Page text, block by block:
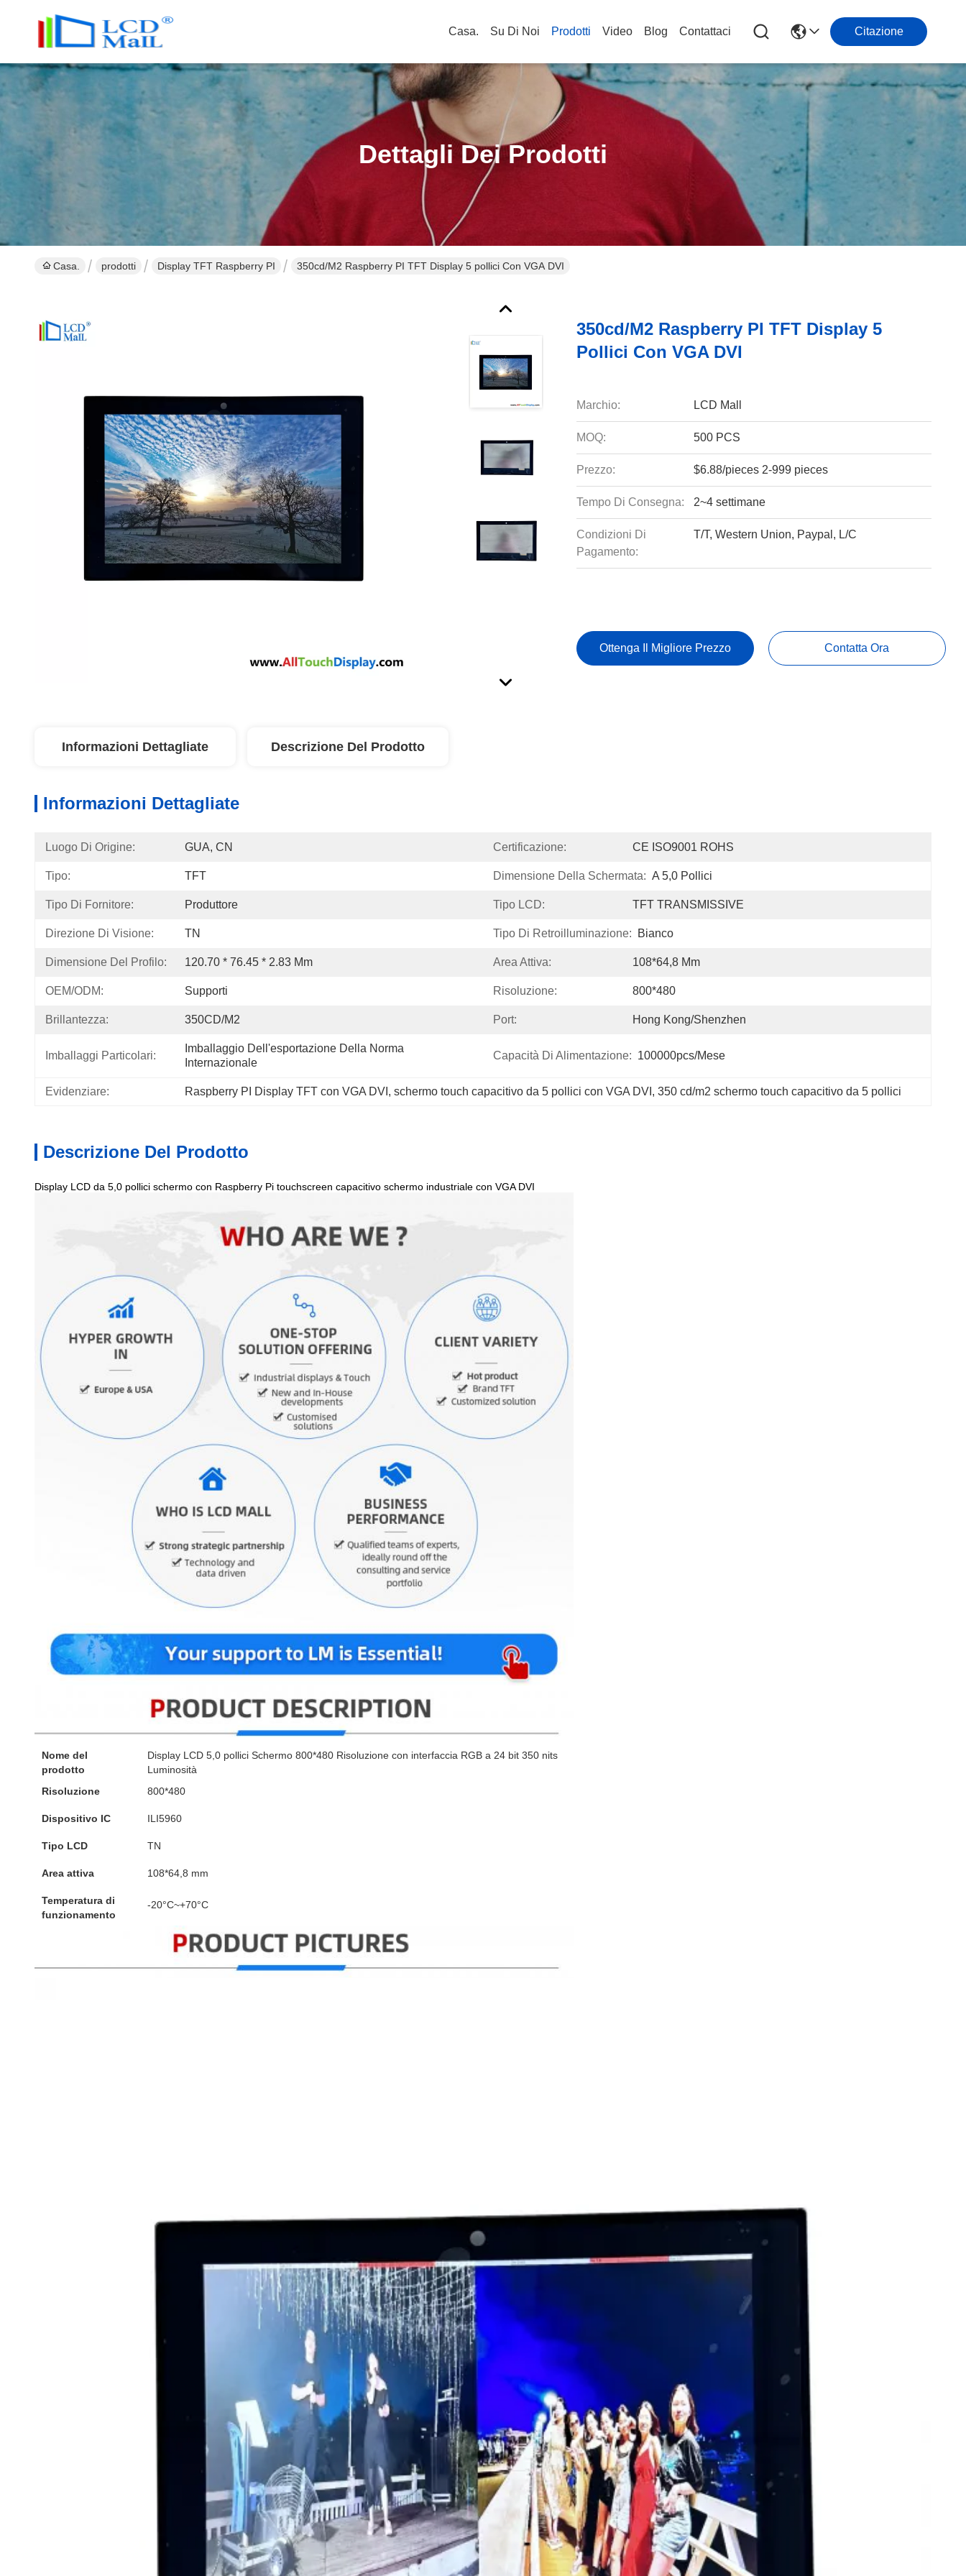
Casa. Su Di Noi Prodotti Video Blog Contattaci Citazione
Dettagli Dei Prodotti
Casa. prodotti Display TFT Raspberry PI 350cd/M2 Raspberry PI TFT Display 5 pollici Con VGA DVI
350cd/M2 Raspberry PI TFT Display 5
Pollici Con VGA DVI
Marchio: LCD Mall
MOQ: 500 PCS
Prezzo: $6.88/pieces 2-999 pieces
Tempo Di Consegna: 2~4 settimane
Condizioni Di
Pagamento:
T/T, Western Union, Paypal, L/C
Ottenga Il Migliore Prezzo Contatta Ora
Informazioni Dettagliate Descrizione Del Prodotto
Informazioni Dettagliate
Luogo Di Origine: GUA, CN Certificazione: CE ISO9001 ROHS
Tipo: TFT Dimensione Della Schermata: A 5,0 Pollici
Tipo Di Fornitore: Produttore Tipo LCD: TFT TRANSMISSIVE
Direzione Di Visione: TN Tipo Di Retroilluminazione: Bianco
Dimensione Del Profilo: 120.70 * 76.45 * 2.83 Mm Area Attiva: 108*64,8 Mm
OEM/ODM: Supporti Risoluzione: 800*480
Brillantezza: 350CD/m2 Port: Hong Kong/Shenzhen
Imballaggi Particolari:
Imballaggio Dell'esportazione Della Norma
Internazionale
Capacità Di Alimentazione: 100000pcs/mese
Evidenziare: Raspberry PI Display TFT con VGA DVI , schermo touch capacitivo da 5 pollici con VGA DVI , 350 cd/m2 schermo touch capacitivo da 5 pollici
Descrizione Del Prodotto
Display LCD da 5,0 pollici schermo con Raspberry Pi touchscreen capacitivo schermo industriale con VGA DVI
Nome del
prodotto
Display LCD 5,0 pollici Schermo 800*480 Risoluzione con interfaccia RGB a 24 bit 350 nits
Luminosità
Risoluzione
800*480
Dispositivo IC ILI5960
Tipo LCD TN
Area attiva 108*64,8 mm
Temperatura di
funzionamento
-20°C~+70°C